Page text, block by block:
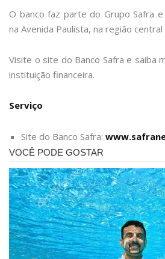
O banco faz parte do Grupo Safra
na Avenida Paulista, na região central
Visite o site do Banco Safra e saiba
instituição financeira.
Serviço
Site do Banco Safra: